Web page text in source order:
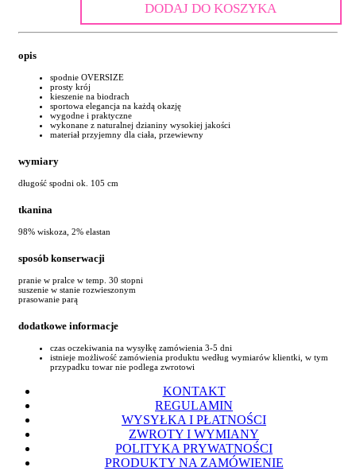
DODAJ DO KOSZYKA
opis
spodnie OVERSIZE
prosty krój
kieszenie na biodrach
sportowa elegancja na każdą okazję
wygodne i praktyczne
wykonane z naturalnej dzianiny wysokiej jakości
materiał przyjemny dla ciała, przewiewny
wymiary
długość spodni ok. 105 cm
tkanina
98% wiskoza, 2% elastan
sposób konserwacji
pranie w pralce w temp. 30 stopni
suszenie w stanie rozwieszonym
prasowanie parą
dodatkowe informacje
czas oczekiwania na wysyłkę zamówienia 3-5 dni
istnieje możliwość zamówienia produktu według wymiarów klientki, w tym
przypadku towar nie podlega zwrotowi
KONTAKT
REGULAMIN
WYSYŁKA I PŁATNOŚCI
ZWROTY I WYMIANY
POLITYKA PRYWATNOŚCI
PRODUKTY NA ZAMÓWIENIE